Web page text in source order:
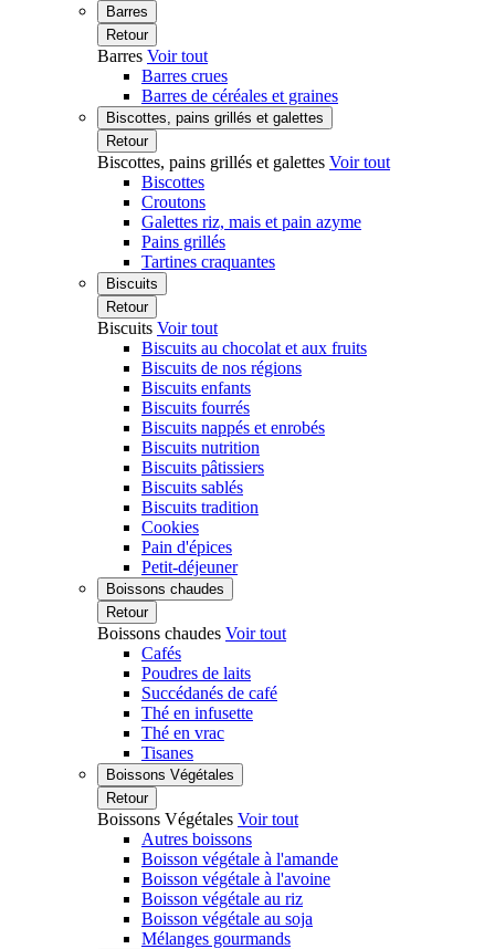
Barres
Retour
Barres Voir tout
Barres crues
Barres de céréales et graines
Biscottes, pains grillés et galettes
Retour
Biscottes, pains grillés et galettes Voir tout
Biscottes
Croutons
Galettes riz, mais et pain azyme
Pains grillés
Tartines craquantes
Biscuits
Retour
Biscuits Voir tout
Biscuits au chocolat et aux fruits
Biscuits de nos régions
Biscuits enfants
Biscuits fourrés
Biscuits nappés et enrobés
Biscuits nutrition
Biscuits pâtissiers
Biscuits sablés
Biscuits tradition
Cookies
Pain d'épices
Petit-déjeuner
Boissons chaudes
Retour
Boissons chaudes Voir tout
Cafés
Poudres de laits
Succédanés de café
Thé en infusette
Thé en vrac
Tisanes
Boissons Végétales
Retour
Boissons Végétales Voir tout
Autres boissons
Boisson végétale à l'amande
Boisson végétale à l'avoine
Boisson végétale au riz
Boisson végétale au soja
Mélanges gourmands